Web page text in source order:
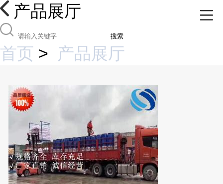
产品展厅
搜索
首页 > 产品展厅